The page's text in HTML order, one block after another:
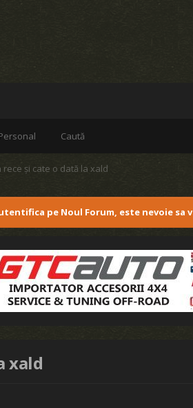
Caută
și cate o dată la xald
pe Noul Forum, este nevoie sa
xald